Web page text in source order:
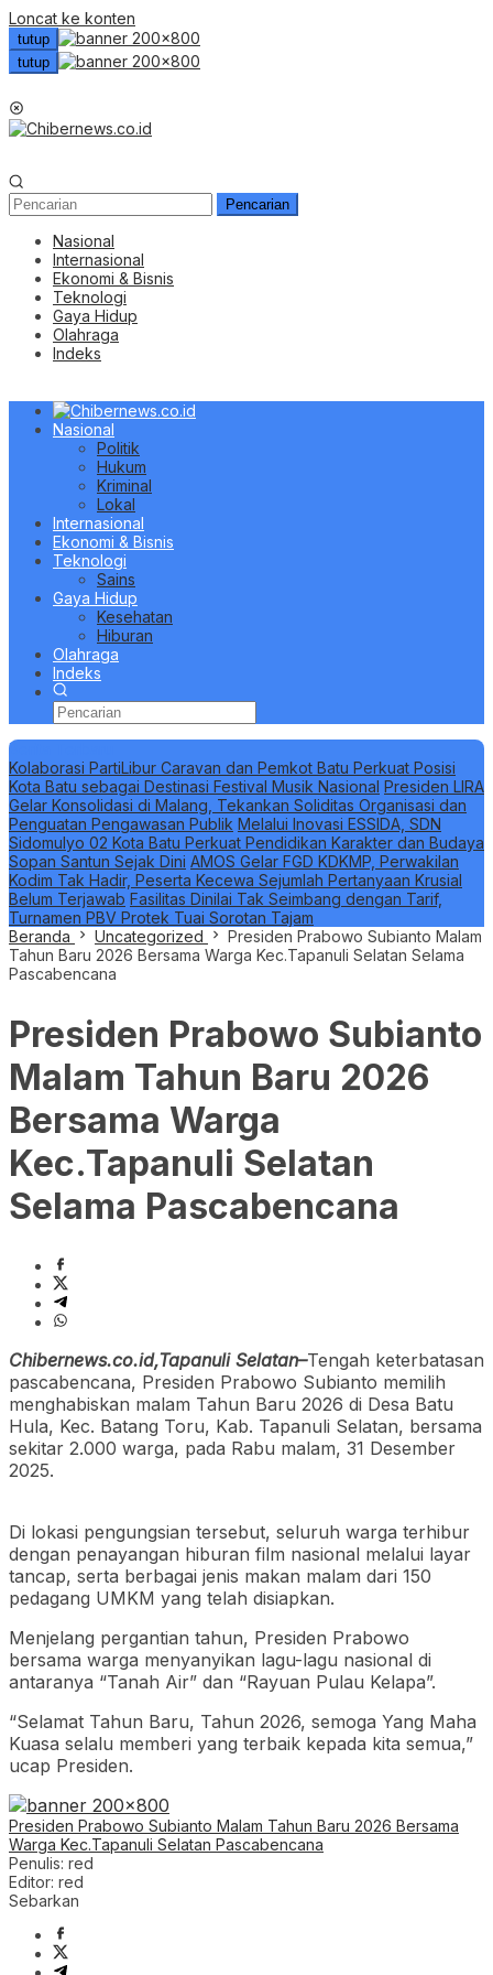
Loncat ke konten
tutup
tutup
Pencarian
Nasional
Internasional
Ekonomi & Bisnis
Teknologi
Gaya Hidup
Olahraga
Indeks
Nasional
Politik
Hukum
Kriminal
Lokal
Internasional
Ekonomi & Bisnis
Teknologi
Sains
Gaya Hidup
Kesehatan
Hiburan
Olahraga
Indeks
Berita Terbaru
Kolaborasi PartiLibur Caravan dan Pemkot Batu Perkuat Posisi
Kota Batu sebagai Destinasi Festival Musik Nasional Presiden LIRA
Gelar Konsolidasi di Malang, Tekankan Soliditas Organisasi dan
Penguatan Pengawasan Publik Melalui Inovasi ESSIDA, SDN
Sidomulyo 02 Kota Batu Perkuat Pendidikan Karakter dan Budaya
Sopan Santun Sejak Dini AMOS Gelar FGD KDKMP, Perwakilan
Kodim Tak Hadir, Peserta Kecewa Sejumlah Pertanyaan Krusial
Belum Terjawab Fasilitas Dinilai Tak Seimbang dengan Tarif,
Turnamen PBV Protek Tuai Sorotan Tajam
Beranda
Uncategorized
Presiden Prabowo Subianto Malam
Tahun Baru 2026 Bersama Warga Kec.Tapanuli Selatan Selama
Pascabencana
Presiden Prabowo Subianto
Malam Tahun Baru 2026
Bersama Warga
Kec.Tapanuli Selatan
Selama Pascabencana
Chibernews.co.id,Tapanuli Selatan–Tengah keterbatasan
pascabencana, Presiden Prabowo Subianto memilih
menghabiskan malam Tahun Baru 2026 di Desa Batu
Hula, Kec. Batang Toru, Kab. Tapanuli Selatan, bersama
sekitar 2.000 warga, pada Rabu malam, 31 Desember
2025.
Di lokasi pengungsian tersebut, seluruh warga terhibur
dengan penayangan hiburan film nasional melalui layar
tancap, serta berbagai jenis makan malam dari 150
pedagang UMKM yang telah disiapkan.
Menjelang pergantian tahun, Presiden Prabowo
bersama warga menyanyikan lagu-lagu nasional di
antaranya “Tanah Air” dan “Rayuan Pulau Kelapa”.
“Selamat Tahun Baru, Tahun 2026, semoga Yang Maha
Kuasa selalu memberi yang terbaik kepada kita semua,”
ucap Presiden.
Presiden Prabowo Subianto Malam Tahun Baru 2026 Bersama
Warga Kec.Tapanuli Selatan Pascabencana
Penulis: red
Editor: red
Sebarkan